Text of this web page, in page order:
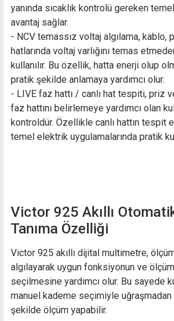
yanında sıcaklık kontrolü gereken
avantaj sağlar.
- NCV temassız voltaj algılama, kablo,
hatlarında voltaj varlığını temas
kullanılır. Bu özellik, hatta enerji olup
pratik şekilde anlamaya yardımcı olur.
- LIVE faz hattı / canlı hat tespiti, priz
faz hattını belirlemeye yardımcı olan
kontroldür. Özellikle canlı hattın tespit
temel elektrik uygulamalarında pratik
Victor 925 Akıllı
Tanıma Özelliği
Victor 925 akıllı dijital multimetre,
algılayarak uygun fonksiyonun ve ölçüm
seçilmesine yardımcı olur. Bu sayede
manuel kademe seçimiyle uğraşmadan
şekilde ölçüm yapabilir.